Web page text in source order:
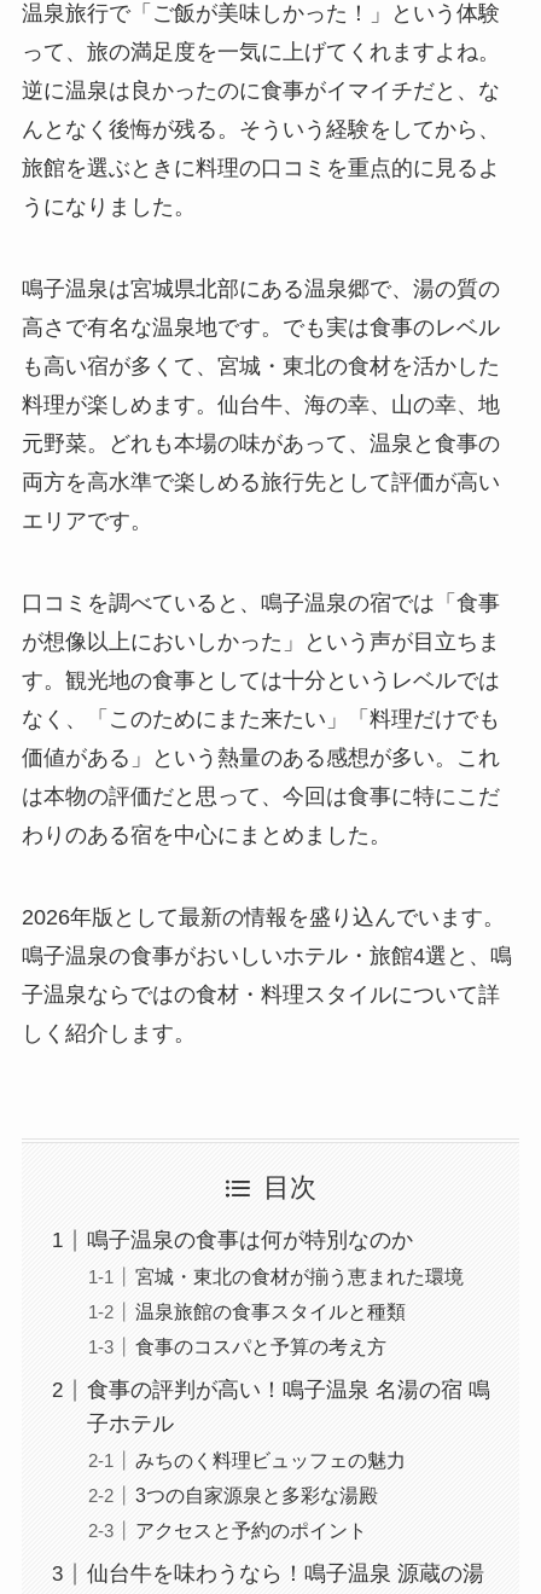
温泉旅行で「ご飯が美味しかった！」という体験
って、旅の満足度を一気に上げてくれますよね。
逆に温泉は良かったのに食事がイマイチだと、な
んとなく後悔が残る。そういう経験をしてから、
旅館を選ぶときに料理の口コミを重点的に見るよ
うになりました。
鳴子温泉は宮城県北部にある温泉郷で、湯の質の
高さで有名な温泉地です。でも実は食事のレベル
も高い宿が多くて、宮城・東北の食材を活かした
料理が楽しめます。仙台牛、海の幸、山の幸、地
元野菜。どれも本場の味があって、温泉と食事の
両方を高水準で楽しめる旅行先として評価が高い
エリアです。
口コミを調べていると、鳴子温泉の宿では「食事
が想像以上においしかった」という声が目立ちま
す。観光地の食事としては十分というレベルでは
なく、「このためにまた来たい」「料理だけでも
価値がある」という熱量のある感想が多い。これ
は本物の評価だと思って、今回は食事に特にこだ
わりのある宿を中心にまとめました。
2026年版として最新の情報を盛り込んでいます。
鳴子温泉の食事がおいしいホテル・旅館4選と、鳴
子温泉ならではの食材・料理スタイルについて詳
しく紹介します。
目次
鳴子温泉の食事は何が特別なのか
宮城・東北の食材が揃う恵まれた環境
温泉旅館の食事スタイルと種類
食事のコスパと予算の考え方
食事の評判が高い！鳴子温泉 名湯の宿 鳴
子ホテル
みちのく料理ビュッフェの魅力
3つの自家源泉と多彩な湯殿
アクセスと予約のポイント
仙台牛を味わうなら！鳴子温泉 源蔵の湯